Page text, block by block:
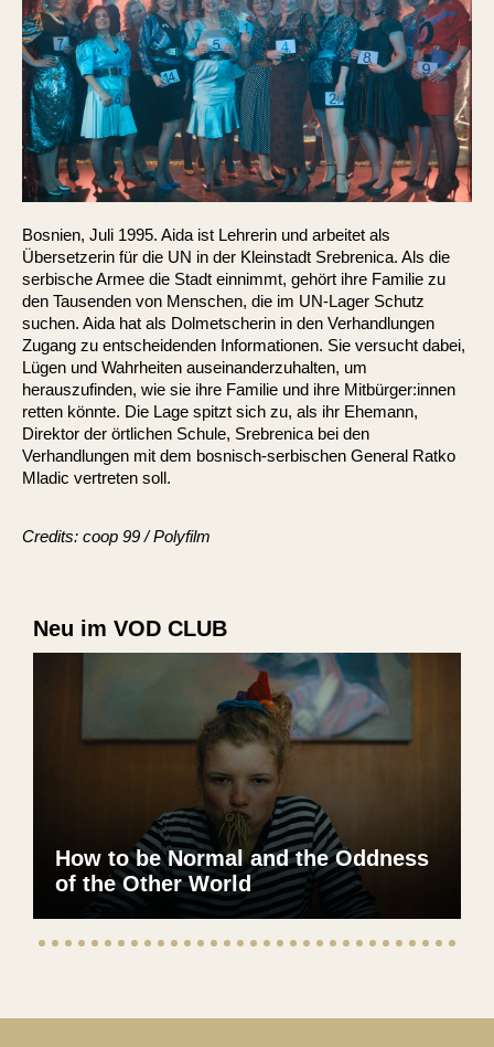
Bosnien, Juli 1995. Aida ist Lehrerin und arbeitet als
Übersetzerin für die UN in der Kleinstadt Srebrenica. Als die
serbische Armee die Stadt einnimmt, gehört ihre Familie zu
den Tausenden von Menschen, die im UN-Lager Schutz
suchen. Aida hat als Dolmetscherin in den Verhandlungen
Zugang zu entscheidenden Informationen. Sie versucht dabei,
Lügen und Wahrheiten auseinanderzuhalten, um
herauszufinden, wie sie ihre Familie und ihre Mitbürger:innen
retten könnte. Die Lage spitzt sich zu, als ihr Ehemann,
Direktor der örtlichen Schule, Srebrenica bei den
Verhandlungen mit dem bosnisch-serbischen General Ratko
Mladic vertreten soll.
Credits: coop 99 / Polyfilm
Neu im VOD CLUB
How to be Normal and the Oddness
of the Other World